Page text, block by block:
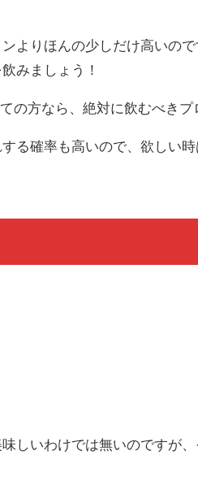
よりほんの少しだけ高いの
みましょう！
の方なら、絶対に飲むべきプ
る確率も高いので、欲しい
しいわけでは無いのですが